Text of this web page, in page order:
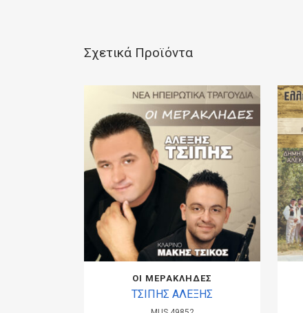
Σχετικά Προϊόντα
ΟΙ ΜΕΡΑΚΛΗΔΕΣ
ΤΣΙΠΗΣ ΑΛΕΞΗΣ